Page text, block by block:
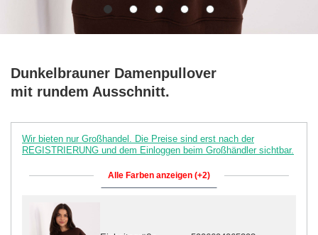
Dunkelbrauner Damenpullover
mit rundem Ausschnitt.
Wir bieten nur Großhandel. Die Preise sind erst nach der
REGISTRIERUNG und dem Einloggen beim Großhändler sichtbar.
Alle Farben anzeigen (+2)